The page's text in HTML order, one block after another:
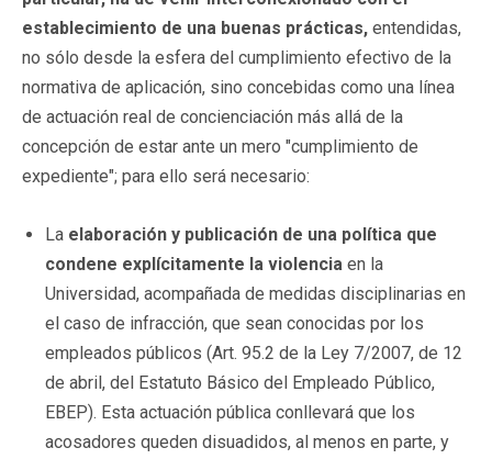
establecimiento de una buenas prácticas, entendidas,
no sólo desde la esfera del cumplimiento efectivo de la
normativa de aplicación, sino concebidas como una línea
de actuación real de concienciación más allá de la
concepción de estar ante un mero "cumplimiento de
expediente"; para ello será necesario:
La elaboración y publicación de una política que
condene explícitamente la violencia en la
Universidad, acompañada de medidas disciplinarias en
el caso de infracción, que sean conocidas por los
empleados públicos (Art. 95.2 de la Ley 7/2007, de 12
de abril, del Estatuto Básico del Empleado Público,
EBEP). Esta actuación pública conllevará que los
acosadores queden disuadidos, al menos en parte, y